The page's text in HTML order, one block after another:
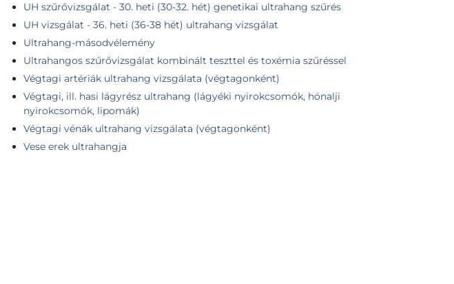
UH szűrővizsgálat - 30. heti (30-32. hét) genetikai ultrahang szűrés
UH vizsgálat - 36. heti (36-38 hét) ultrahang vizsgálat
Ultrahang-másodvélemény
Ultrahangos szűrővizsgálat kombinált teszttel és toxémia szűréssel
Végtagi artériák ultrahang vizsgálata (végtagonként)
Végtagi, ill. hasi lágyrész ultrahang (lágyéki nyirokcsomók, hónalji
nyirokcsomók, lipomák)
Végtagi vénák ultrahang vizsgálata (végtagonként)
Vese erek ultrahangja